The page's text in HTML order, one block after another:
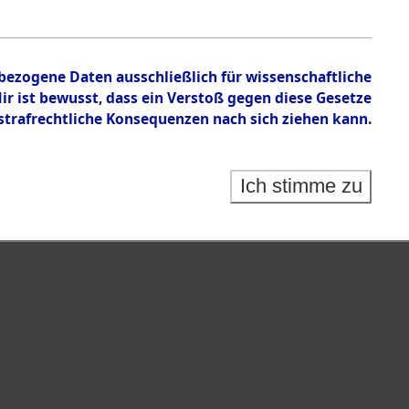
Daten ausschließlich für wissenschaftliche
bewusst, dass ein Verstoß gegen diese Gesetze
Konsequenzen nach sich ziehen kann.
Ich stimme zu